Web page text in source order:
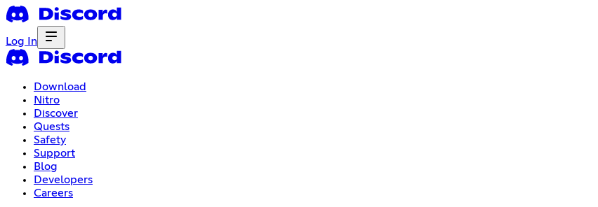
Log In
Download
Nitro
Discover
Quests
Safety
Support
Blog
Developers
Careers